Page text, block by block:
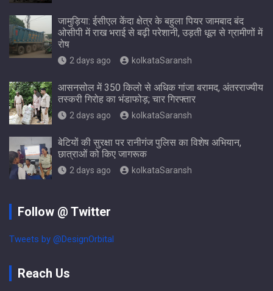
जामुड़िया: ईसीएल केंदा क्षेत्र के बहुला पियर जामबाद बंद
ओसीपी में राख भराई से बढ़ी परेशानी, उड़ती धूल से ग्रामीणों में
रोष
2 days ago kolkataSaransh
आसनसोल में 350 किलो से अधिक गांजा बरामद, अंतरराज्यीय
तस्करी गिरोह का भंडाफोड़; चार गिरफ्तार
2 days ago kolkataSaransh
बेटियों की सुरक्षा पर रानीगंज पुलिस का विशेष अभियान,
छात्राओं को किए जागरूक
2 days ago kolkataSaransh
Follow @ Twitter
Tweets by @DesignOrbital
Reach Us